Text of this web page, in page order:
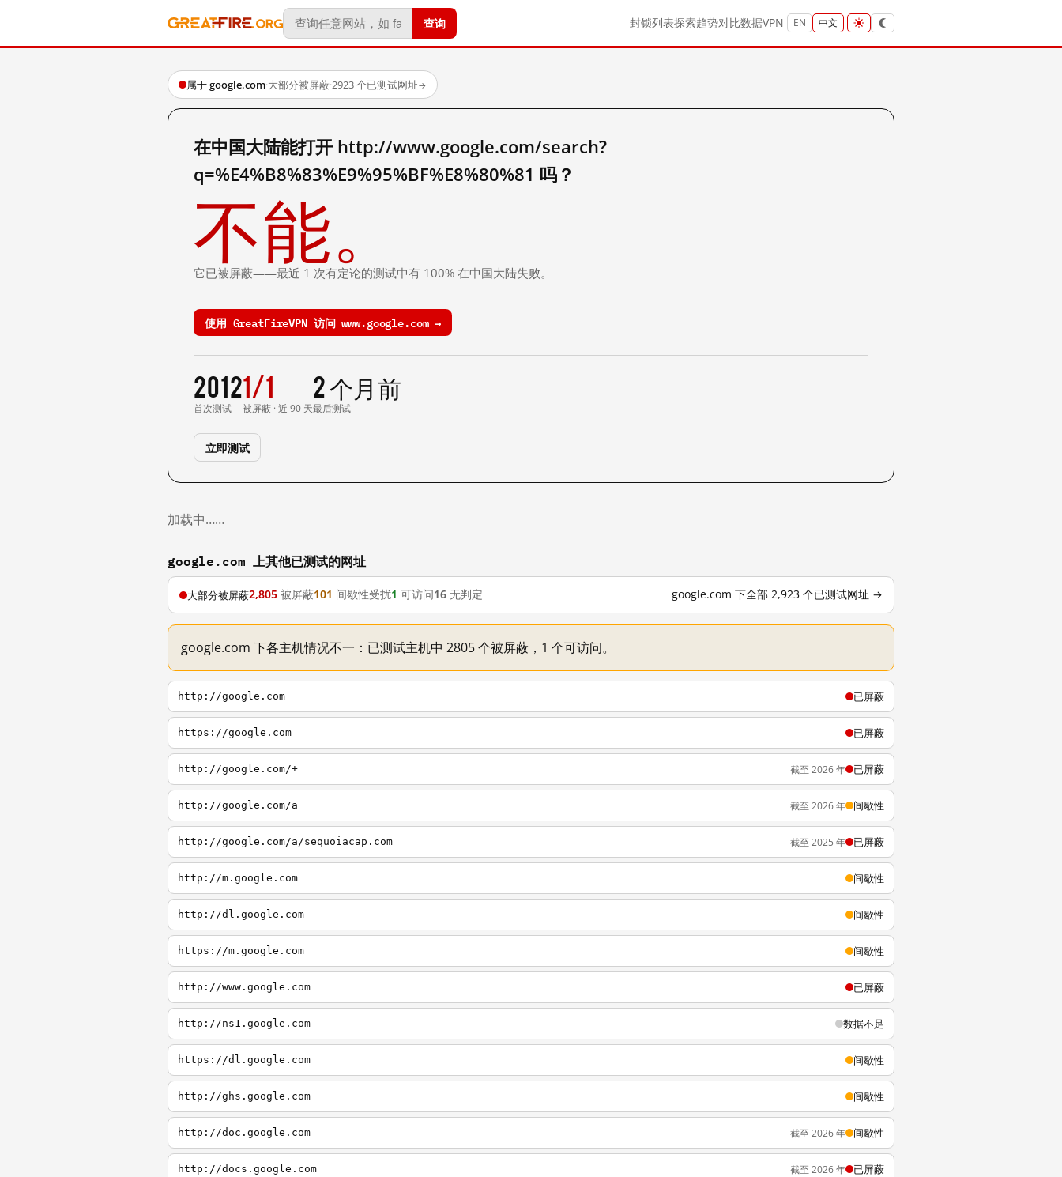
查询 封锁列表探索趋势对比数据VPN EN 中文
属于 google.com·大部分被屏蔽·2923 个已测试网址→
在中国大陆能打开 http://www.google.com/search?
q=%E4%B8%83%E9%95%BF%E8%80%81 吗？
不能。
它已被屏蔽——最近 1 次有定论的测试中有 100% 在中国大陆失败。
使用 GreatFireVPN 访问 www.google.com →
2012
首次测试
1/1
被屏蔽 · 近 90 天
2 个月前
最后测试
立即测试
加载中……
google.com 上其他已测试的网址
大部分被屏蔽2,805 被屏蔽101 间歇性受扰1 可访问16 无判定 google.com 下全部 2,923 个已测试网址 →
google.com 下各主机情况不一：已测试主机中 2805 个被屏蔽，1 个可访问。
http://google.com 已屏蔽
https://google.com 已屏蔽
http://google.com/+ 截至 2026 年 已屏蔽
http://google.com/a 截至 2026 年 间歇性
http://google.com/a/sequoiacap.com 截至 2025 年 已屏蔽
http://m.google.com 间歇性
http://dl.google.com 间歇性
https://m.google.com 间歇性
http://www.google.com 已屏蔽
http://ns1.google.com 数据不足
https://dl.google.com 间歇性
http://ghs.google.com 间歇性
http://doc.google.com 截至 2026 年 间歇性
http://docs.google.com 截至 2026 年 已屏蔽